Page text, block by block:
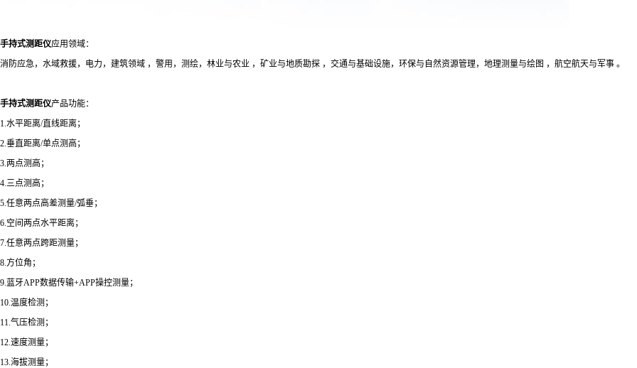
手持式测距仪应用领域：
消防应急，水域救援，电力，建筑领域 ，警用，测绘，林业与农业 ，矿业与地质勘探 ，交通与基础设施，环保与自然资源管理，地理测量与绘图 ，航空航天与军事 。
手持式测距仪产品功能：
1.水平距离/直线距离；
2.垂直距离/单点测高；
3.两点测高；
4.三点测高；
5.任意两点高差测量/弧垂；
6.空间两点水平距离；
7.任意两点跨距测量；
8.方位角；
9.蓝牙APP数据传输+APP操控测量；
10.温度检测；
11.气压检测；
12.速度测量；
13.海拔测量；